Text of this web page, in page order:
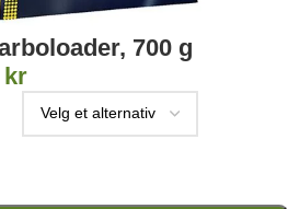
700 g
kr